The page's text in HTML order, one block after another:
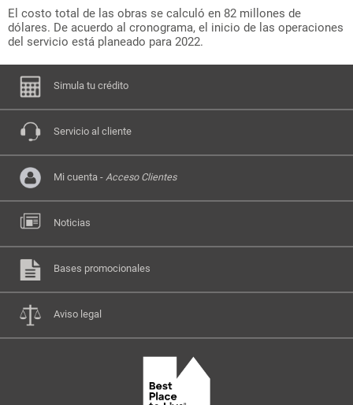
El costo total de las obras se calculó en 82 millones de
dólares. De acuerdo al cronograma, el inicio de las operaciones
del servicio está planeado para 2022.
Simula tu crédito
Servicio al cliente
Mi cuenta - Acceso Clientes
Noticias
Bases promocionales
Aviso legal